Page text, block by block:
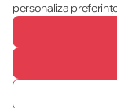
personaliza